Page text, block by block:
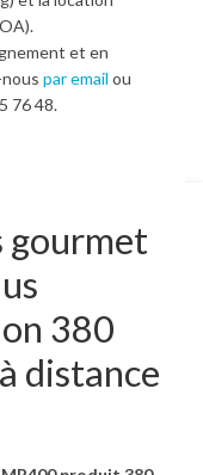
et en
par email ou
76 48.
gourmet
380
distance